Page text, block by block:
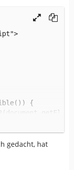
gedacht, hat